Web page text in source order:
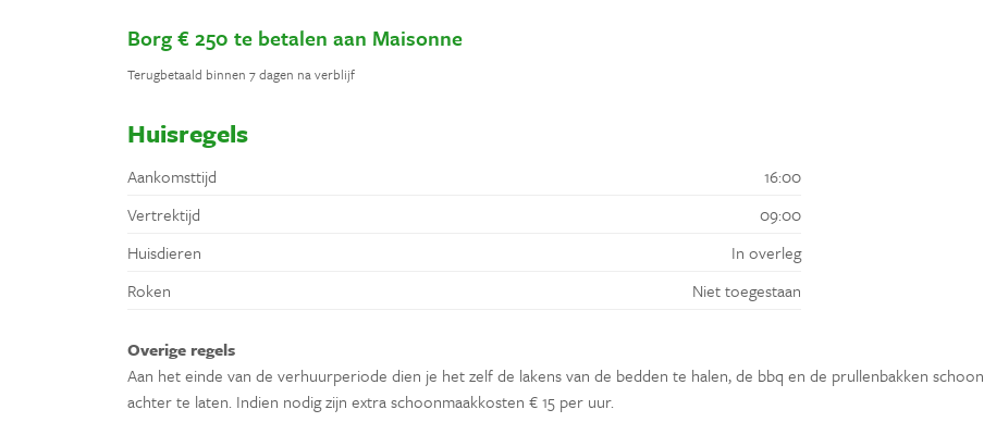
Borg € 250 te betalen aan Maisonne
Terugbetaald binnen 7 dagen na verblijf
Huisregels
Aankomsttijd
16:00
Vertrektijd
09:00
Huisdieren
In overleg
Roken
Niet toegestaan
Overige regels
Aan het einde van de verhuurperiode dien je het zelf de lakens van de bedden te halen, de bbq en de prullenbakken schoon
achter te laten. Indien nodig zijn extra schoonmaakkosten € 15 per uur.